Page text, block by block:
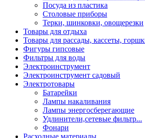
Посуда из пластика
Столовые приборы
Терки, шинковки, овощерезки
Товары для отдыха
Товары для рассады, кассеты,
Фигуры гипсовые
Фильтры для воды
Электроинструмент
Электроинструмент садовый
Электротовары
Батарейки
Лампы накаливания
Лампы энергосберегающие
Удлинители,сетевые фильтр...
Фонари